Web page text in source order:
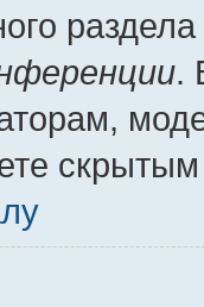
.